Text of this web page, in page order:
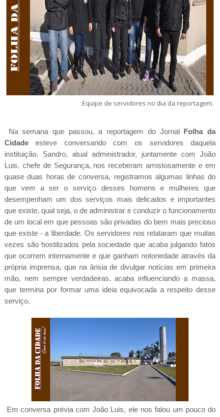
Equipe de servidores no dia da reportagem.
Na semana que passou, a reportagem do Jornal Folha da
Cidadeesteve conversando com os servidores daquela
instituição. Sandro, atual administrador, juntamente com João
Luis, chefe de Segurança, nos receberam amistosamente e em
quase duas horas de conversa, registramos algumas linhas do
que vem a ser o serviço desses homens e mulheres que
desempenham um dos serviços mais delicados e importantes
que existe, qual seja, o de administrar e conduzir o funcionamento
de um local em que pessoas são privadas do bem mais precioso
que existe - a liberdade. Os servidores nos relataram que muitas
vezes são hostilizados pela sociedade que acaba julgando fatos
que ocorrem internamente e que ganham notoriedade através da
própria imprensa, que na ânsia de divulgar notícias em primeira
mão, nem sempre verdadeiras, acaba influenciando a massa,
que termina por formar uma ideia equivocada a respeito desse
serviço.
Em conversa prévia com João Luis, ele nos falou um pouco do